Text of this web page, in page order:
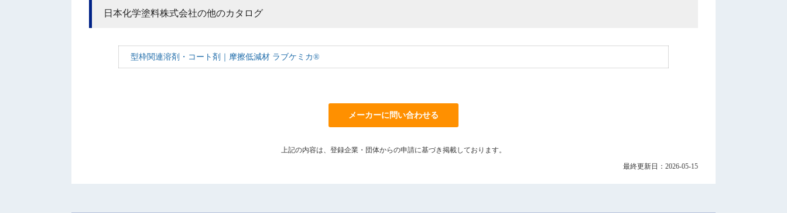
日本化学塗料株式会社の他のカタログ
型枠関連溶剤・コート剤｜摩擦低減材 ラブケミカ®
メーカーに問い合わせる
上記の内容は、登録企業・団体からの申請に基づき掲載しております。
最終更新日：2026-05-15